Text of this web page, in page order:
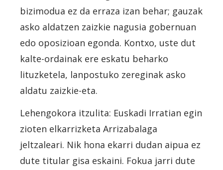
bizimodua ez da erraza izan behar; gauzak
asko aldatzen zaizkie nagusia gobernuan
edo oposizioan egonda. Kontxo, uste dut
kalte-ordainak ere eskatu beharko
lituzketela, lanpostuko zereginak asko
aldatu zaizkie-eta.
Lehengokora itzulita: Euskadi Irratian egin
zioten elkarrizketa Arrizabalaga
jeltzaleari. Nik hona ekarri dudan aipua ez
dute titular gisa eskaini. Fokua jarri dute